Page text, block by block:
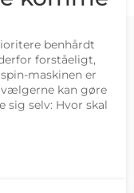
benhårdt
forståeligt,
maskinen er
kan gøre
sig selv: Hvor skal